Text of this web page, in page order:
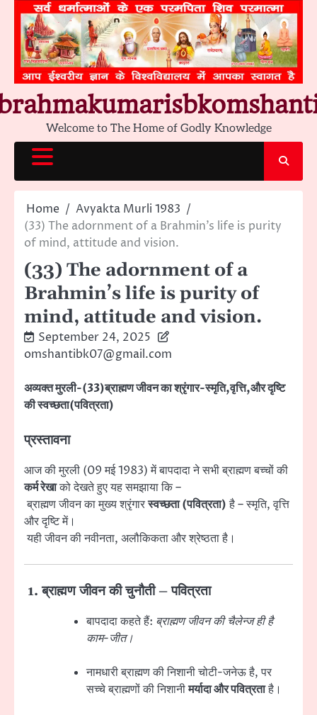
content
Welcome to The Home of Godly Knowledge
Home
Avyakta Murli 1983
(33) The adornment of a Brahmin’s life is purity
of mind, attitude and vision.
(33) The adornment of a
Brahmin’s life is purity of
mind, attitude and vision.
September 24, 2025
omshantibk07@gmail.com
अव्यक्त मुरली-(33)ब्राह्मण जीवन का श्रृंगार-स्मृति,वृत्ति,और दृष्टि
की स्वच्छता(पवित्रता)
प्रस्तावना
आज की मुरली (09 मई 1983) में बापदादा ने सभी ब्राह्मण बच्चों की
कर्म रेखाको देखते हुए यह समझाया कि –
ब्राह्मण जीवन का मुख्य श्रृंगारस्वच्छता (पवित्रता)है – स्मृति, वृत्ति
और दृष्टि में।
यही जीवन की नवीनता, अलौकिकता और श्रेष्ठता है।
1. ब्राह्मण जीवन की चुनौती – पवित्रता
बापदादा कहते हैं: ब्राह्मण जीवन की चैलेन्ज ही है
काम-जीत।
नामधारी ब्राह्मण की निशानी चोटी-जनेऊ है, पर
सच्चे ब्राह्मणों की निशानीमर्यादा और पवित्रताहै।